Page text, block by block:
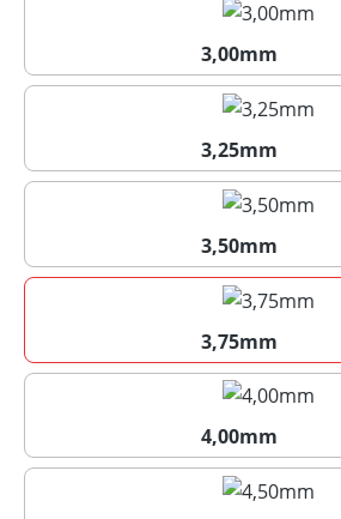
3,00mm
3,00mm
3,25mm
3,25mm
3,50mm
3,50mm
3,75mm
3,75mm
4,00mm
4,00mm